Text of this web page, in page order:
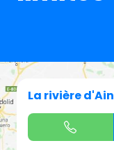
La rivière d'Ain